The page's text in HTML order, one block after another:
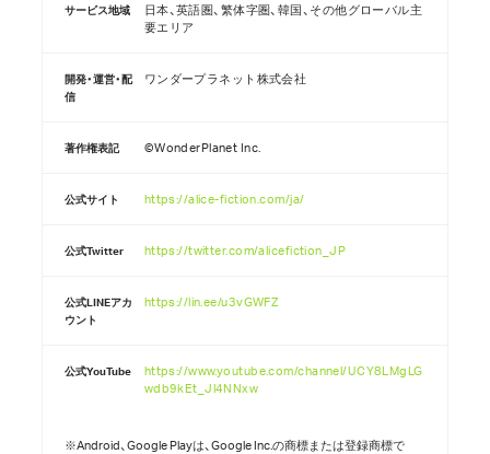
サービス地域
日本、英語圏、繁体字圏、韓国、その他グローバル主
要エリア
開発・運営・配
信
ワンダープラネット株式会社
著作権表記 ©WonderPlanet Inc.
公式サイト https://alice-fiction.com/ja/
公式Twitter https://twitter.com/alicefiction_JP
公式LINEアカ
ウント
https://lin.ee/u3vGWFZ
公式YouTube
https://www.youtube.com/channel/UCY8LMgLG
wdb9kEt_Jl4NNxw
※Android、Google Playは、Google Inc.の商標または登録商標で